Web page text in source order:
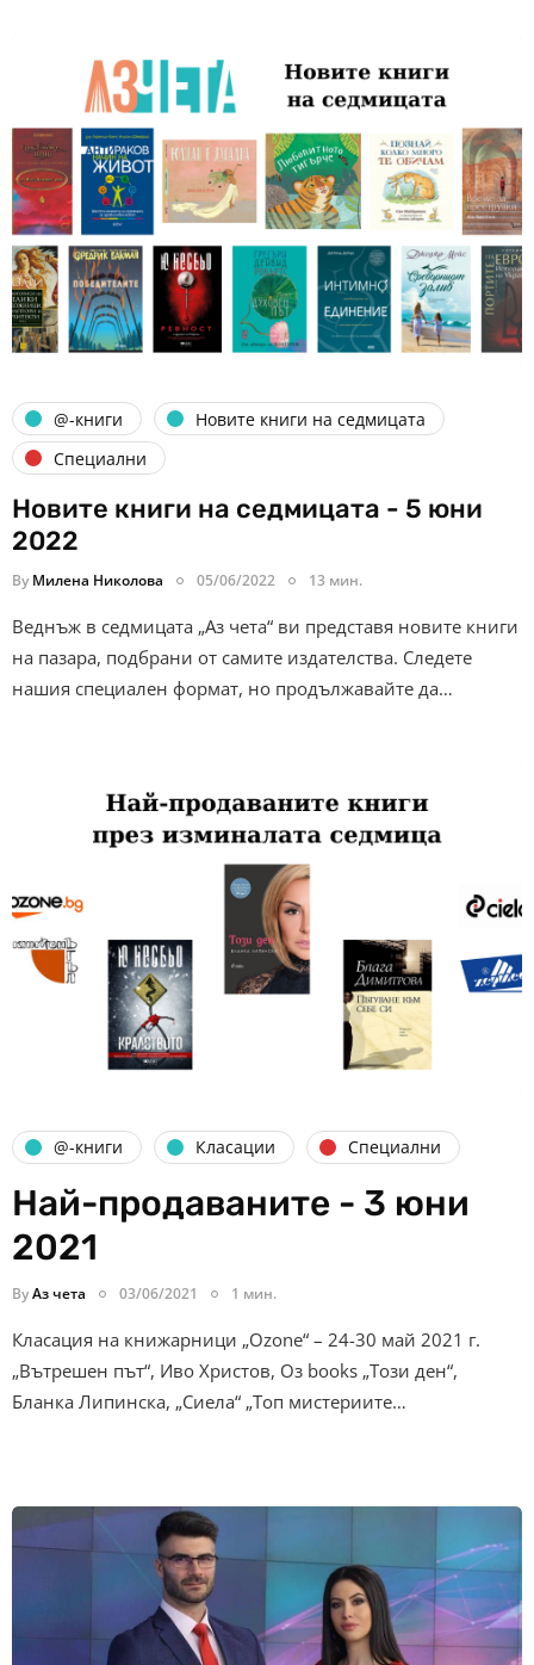
@-книги
Новите книги на седмицата
Специални
Новите книги на седмицата - 5 юни
2022
By Милена Николова 05/06/2022 13 мин.
Веднъж в седмицата „Аз чета“ ви представя новите книги
на пазара, подбрани от самите издателства. Следете
нашия специален формат, но продължавайте да…
@-книги Класации Специални
Най-продаваните - 3 юни
2021
ByАз чета 03/06/2021 1 мин.
Класация на книжарници „Ozone“ – 24-30 май 2021 г.
„Вътрешен път“, Иво Христов, Оз books „Този ден“,
Бланка Липинска, „Сиела“ „Топ мистериите…